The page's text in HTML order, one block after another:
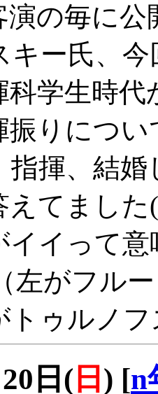
演の毎に
キー氏、
科学生時
振りについ
指揮、結
えてまし
イイって
左がフル
トゥルノ
日( 日 ) [n